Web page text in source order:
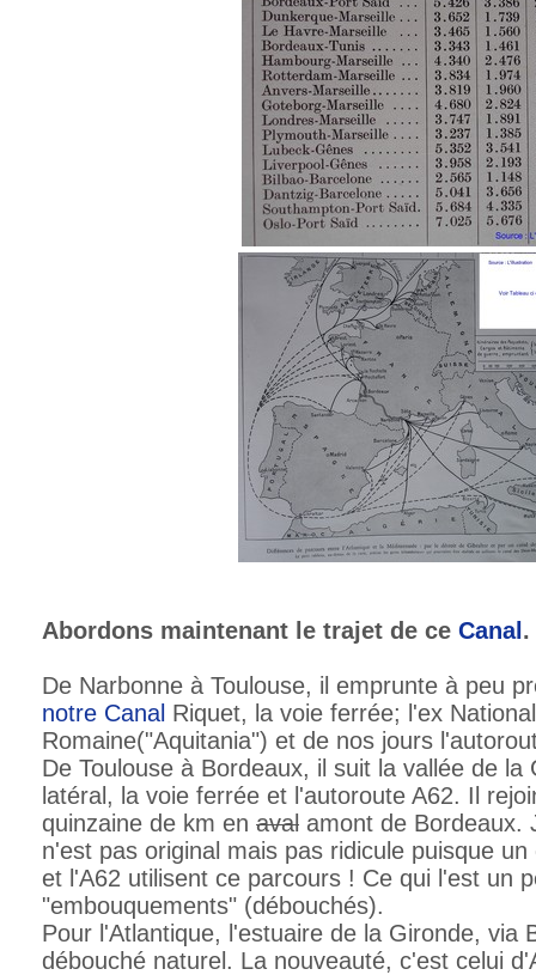
Abordons maintenant le trajet de ce Canal .
De Narbonne à Toulouse, il emprunte à peu
notre Canal Riquet, la voie ferrée; l'ex
Romaine("Aquitania") et de nos jours
De Toulouse à Bordeaux, il suit la vallée de
latéral, la voie ferrée et l'autoroute A62. Il
quinzaine de km en aval amont de Bordeaux.
n'est pas original mais pas ridicule puisque
et l'A62 utilisent ce parcours ! Ce qui l'est un
"embouquements" (débouchés).
Pour l'Atlantique, l'estuaire de la Gironde, via
débouché naturel. La nouveauté, c'est celui